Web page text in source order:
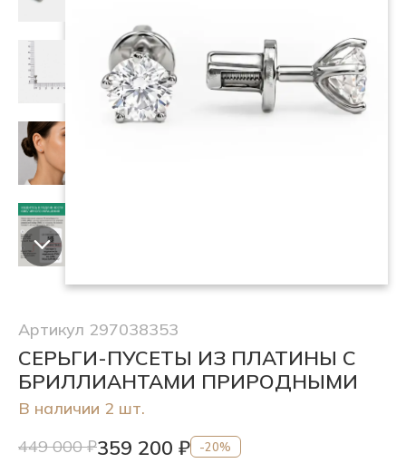
Артикул 297038353
СЕРЬГИ-ПУСЕТЫ ИЗ ПЛАТИНЫ С
БРИЛЛИАНТАМИ ПРИРОДНЫМИ
В наличии 2 шт.
449 000 ₽359 200 ₽ -20%